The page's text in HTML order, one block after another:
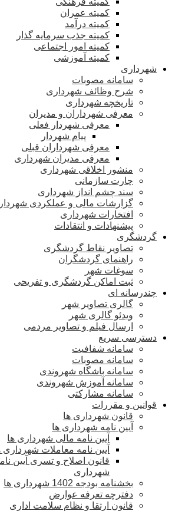
کمیته عمران
کمیته درآمد
کمیته جذب سرمایه گذار
کمیته امور اجتماعی
کمیته آموزشی
شهرداری
سامانه مصوبات
شرح وظائف شهرداری
تاریخچه شهرداری
معرفی شهرداران و مدیران
معرفی شهردار فعلی
پیام شهردار
معرفی شهرداران قبلی
معرفی مدیران شهرداری
منشور اخلاقی شهرداری
چارت سازمانی
سند چشم انداز شهرداری
گزارشات مالی و عملکردی
افتخارات شهرداری
پیشنهادات و انتقادات
گردشگری
تصاویر نقاط گردشگری
راهنمای گردشگران
سوغات شهر
ثبت اماکن گردشگری و تفریحی
چندرسانه ای
گالری تصاویر شهر
ویدئو گالری شهر
ارسال فیلم و تصاویر مردمی
دسترسی سریع
سامانه شفافیت
سامانه مصوبات
سامانه باشگاه شهروندی
سامانه آموزش شهروندی
سامانه مشارکتی
قوانین و مقررات
قانون شهرداری ها
آیین نامه شهرداری ها
آیین نامه مالی شهرداری ها
آیین نامه معاملات شهرداری
قانون اصلاح و تسری آیین
شهرداری
بخشنامه بودجه 1402 شهرداری ها
دفترچه تعرفه عوارض
قانون ارتقا و نظام سلامت اداری